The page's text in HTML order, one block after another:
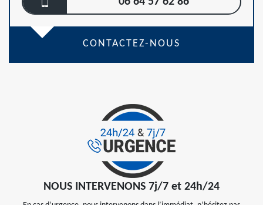
CONTACTEZ-NOUS
NOUS INTERVENONS 7j/7 et 24h/24